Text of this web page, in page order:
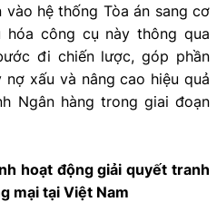
hệ thống Tòa án sang cơ
công cụ này thông qua
đi chiến lược, góp phần
xấu và nâng cao hiệu quả
Ngân hàng trong giai đoạn
hoạt động giải quyết tranh
mại tại Việt Nam